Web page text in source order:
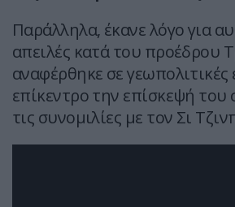
Παράλληλα, έκανε λόγο για
απειλές κατά του προέδρου
αναφέρθηκε σε γεωπολιτικές
επίκεντρο την επίσκεψή του
τις συνομιλίες με τον Σι